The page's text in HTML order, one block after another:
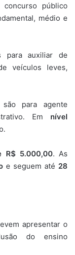
público
médio e
para auxiliar de
veículos leves,
para agente
Em nível
R$ 5.000,00. As
e seguem até 28
apresentar o
do ensino